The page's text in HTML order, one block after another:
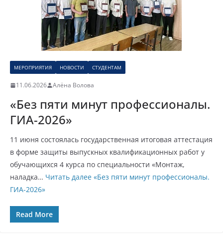
МЕРОПРИЯТИЯ НОВОСТИ СТУДЕНТАМ
11.06.2026 Алёна Волова
«Без пяти минут профессионалы.
ГИА-2026»
11 июня состоялась государственная итоговая аттестация
в форме защиты выпускных квалификационных работ у
обучающихся 4 курса по специальности «Монтаж,
наладка… Читать далее «Без пяти минут профессионалы.
ГИА-2026»
Read More